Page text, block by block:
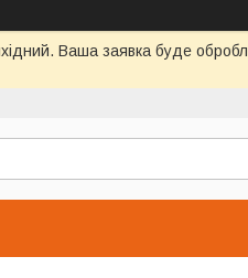
Ваша заявка буде